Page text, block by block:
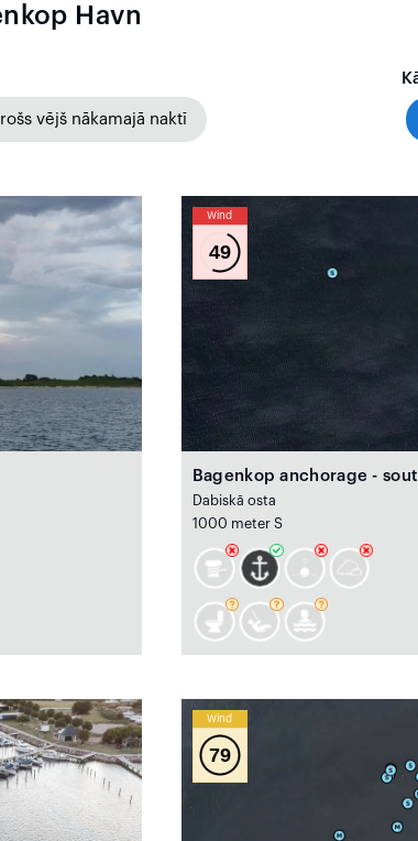
Havn
vējš nākamajā naktī
Wind
49
Bagenkop anchorage -
Dabiskā osta
1000 meter S
Wind
79